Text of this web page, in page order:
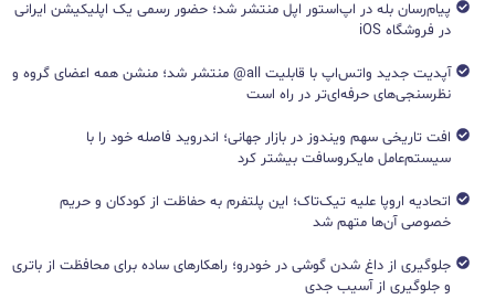
پیام‌رسان بله در اپ‌استور اپل منتشر شد؛ حضور رسمی یک اپلیکیشن ایرانی
در فروشگاه iOS
آپدیت جدید واتس‌اپ با قابلیت all@ منتشر شد؛ منشن همه اعضای گروه و
نظرسنجی‌های حرفه‌ای‌تر در راه است
افت تاریخی سهم ویندوز در بازار جهانی؛ اندروید فاصله خود را با
سیستم‌عامل مایکروسافت بیشتر کرد
اتحادیه اروپا علیه تیک‌تاک؛ این پلتفرم به حفاظت از کودکان و حریم
خصوصی آن‌ها متهم شد
جلوگیری از داغ شدن گوشی در خودرو؛ راهکارهای ساده برای محافظت از باتری
و جلوگیری از آسیب جدی